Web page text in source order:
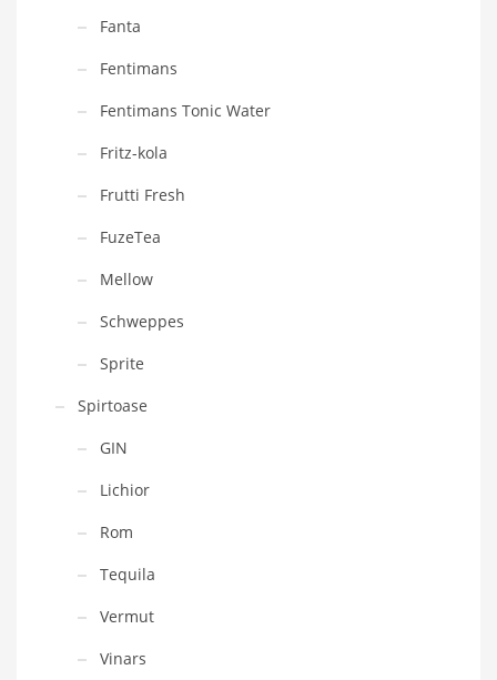
Fanta
Fentimans
Fentimans Tonic Water
Fritz-kola
Frutti Fresh
FuzeTea
Mellow
Schweppes
Sprite
Spirtoase
GIN
Lichior
Rom
Tequila
Vermut
Vinars